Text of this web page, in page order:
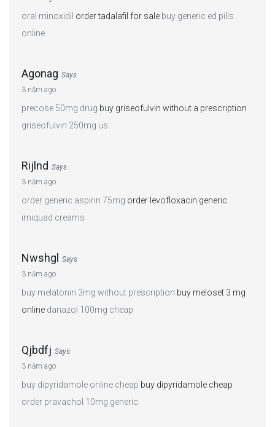
oral minoxidil order tadalafil for sale buy generic ed pills
online
Agonag Says
3 năm ago
precose 50mg drug buy griseofulvin without a prescription
griseofulvin 250mg us
Rijlnd Says
3 năm ago
order generic aspirin 75mg order levofloxacin generic
imiquad creams
Nwshgl
Says
3 năm ago
buy melatonin 3mg without prescription buy meloset 3 mg
online danazol 100mg cheap
Qjbdfj Says
3 năm ago
buy dipyridamole online cheap buy dipyridamole cheap
order pravachol 10mg generic